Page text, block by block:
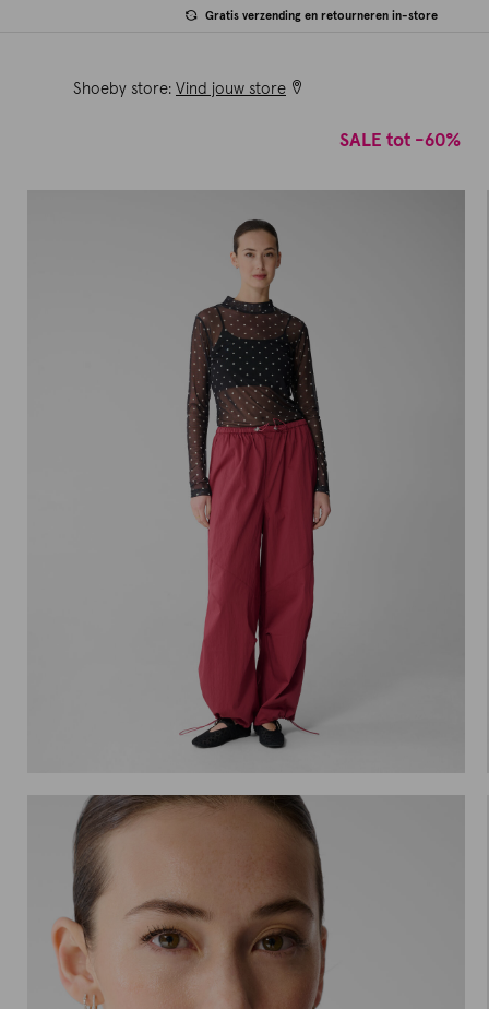
Gratis verzending en retourneren in-store
Shoeby store: Vind jouw store
SALE tot -60%